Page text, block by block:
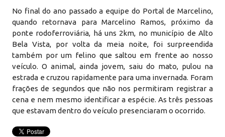
No final do ano passado a equipe do Portal de Marcelino,
quando retornava para Marcelino Ramos, próximo da
ponte rodoferroviária, há uns 2km, no município de Alto
Bela Vista, por volta da meia noite, foi surpreendida
também por um felino que saltou em frente ao nosso
veículo. O animal, ainda jovem, saiu do mato, pulou na
estrada e cruzou rapidamente para uma invernada. Foram
frações de segundos que não nos permitiram registrar a
cena e nem mesmo identificar a espécie. As três pessoas
que estavam dentro do veículo presenciaram o ocorrido.